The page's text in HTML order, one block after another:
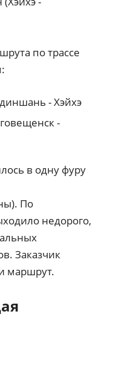
по трассе
- Хэйхэ
-
в одну фуру
По
недорого,
Заказчик
маршрут.